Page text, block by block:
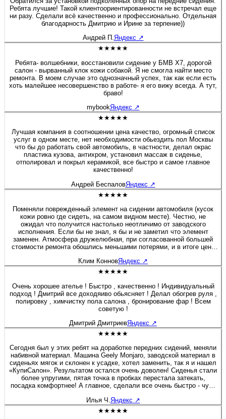
Ребята лучшие! Такой клиентоориентированности не встречал еще
ни разу. Сделали всё качественно и профессионально. Отдельная
благодарность Дмитрию и Ирине за терпение))
Андрей П.Яндекс ↗
★★★★★
Ребята- волшебники, восстановили сидение у БМВ Х7, дорогой
салон - вырванный клок кожи собакой. Я не смогла найти место
ремонта. В моем случае это однозначный успех, так как если есть
хоть малейшее несовершенство в работе- я его вижу всегда. А тут,
браво!
mybookЯндекс ↗
★★★★★
Лучшая компания в соотношении цена качество, огромный список
услуг в одном месте, нет необходимости обьездить пол Москвы
что бы до работать свой автомобиль, в частности, делал окрас
пластика кузова, антихром, установил массаж в сиденье,
отполировал и покрыл керамикой, все быстро и самое главное
качественно!
Андрей БеспаловЯндекс ↗
★★★★★
Поменяли поврежденный элемент на сидении автомобиля (кусок
кожи ровно где сидеть, на самом видном месте). Честно, не
ожидал что получится настолько неотличимо от заводского
исполнения. Если бы не знал, я бы и не заметил что элемент
заменен. Атмосфера дружелюбная, при согласованной большей
стоимости ремонта обошлись меньшими потерями, и в итоге цена
через время что-то изменится, отзыв дополню. Но почему-то
уверен, что не придется.
Клим КонновЯндекс ↗
★★★★★
Очень хорошее ателье ! Быстро , качественно ! Индивидуальный
подход ! Дмитрий все доходяиво обьясняет ! Делал обогрев руля ,
полировку , химчистку пола салона , бронирование фар ! Всем
советую !
Дмитрий ДмитриевЯндекс ↗
★★★★★
Сегодня был у этих ребят на доработке передних сидений, меняли
набивной материал. Машина Geely Monjaro, заводской материал в
сиденьях мягок и склонен к усадке, хотел заменить, так я и нашел
«КупиСалон». Результатом остался очень доволен! Сиденья стали
более упругими, пятая точка в пробках перестала затекать,
посадка комфортнее! А главное, сделали все очень быстро - чуть
короткая экскурсия по производственным цехам. Действительно
люди «болеют» своим делом, а это редкость! Очень приятная
Илья Ч. Яндекс ↗
★★★★★